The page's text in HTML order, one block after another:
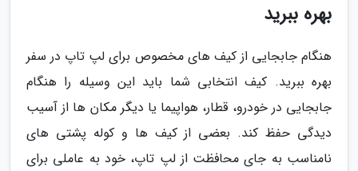
بهره ببرید
هنگام جابجایی از کیف های مخصوص برای لپ تاپ در سفر
بهره ببرید. کیف انتخابی شما باید این وسیله را هنگام
جابجایی در خودرو، قطار، هواپیما یا دیگر مکان ها از آسیب
دیدگی حفظ کند. بعضی از کیف ها و کوله پشتی های
نامناسب به جای محافظت از لپ تاپ، خود به عاملی برای